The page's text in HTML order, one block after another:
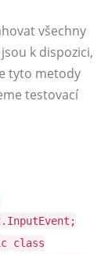
všechny
k dispozici,
tyto metody
testovací
class